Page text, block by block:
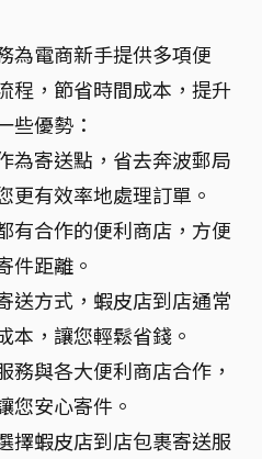
為電商新手提供多項便
程，節省時間成本，提升
些優勢：
為寄送點，省去奔波郵局
更有效率地處理訂單。
有合作的便利商店，方便
件距離。
送方式，蝦皮店到店通常
本，讓您輕鬆省錢。
務與各大便利商店合作，
您安心寄件。
擇蝦皮店到店包裹寄送服